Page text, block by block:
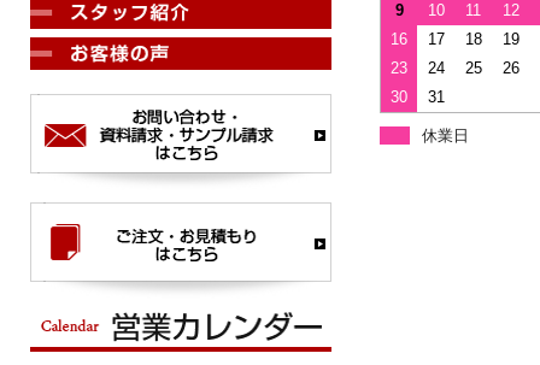
9
10 11
12
16
17 18
19
23
24 25
26
30
31
休業日